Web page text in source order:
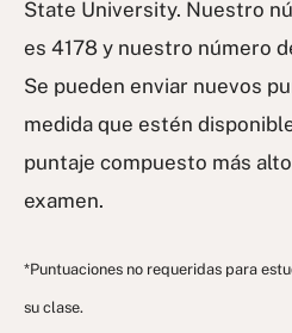
State University. Nuestro
es 4178 y nuestro número
Se pueden enviar nuevos
medida que estén
puntaje compuesto más
examen.
*Puntuaciones no requeridas para
su clase.